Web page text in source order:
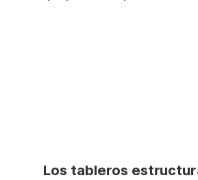
Los tableros